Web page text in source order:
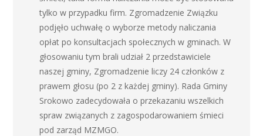
tylko w przypadku firm. Zgromadzenie Związku
podjęło uchwałę o wyborze metody naliczania
opłat po konsultacjach społecznych w gminach. W
głosowaniu tym brali udział 2 przedstawiciele
naszej gminy, Zgromadzenie liczy 24 członków z
prawem głosu (po 2 z każdej gminy). Rada Gminy
Srokowo zadecydowała o przekazaniu wszelkich
spraw związanych z zagospodarowaniem śmieci
pod zarząd MZMGO.